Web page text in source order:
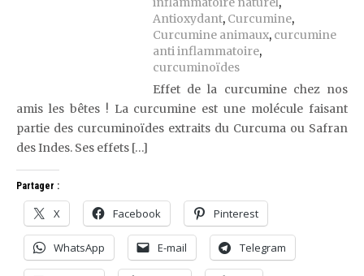
Antioxydant, Curcumine,
Curcumine animaux, curcumine
anti inflammatoire,
curcuminoïdes
Effet de la curcumine chez nos
amis les bêtes ! La curcumine est une molécule faisant
partie des curcuminoïdes extraits du Curcuma ou Safran
des Indes. Ses effets […]
Partager :
X Facebook Pinterest
WhatsApp E-mail Telegram